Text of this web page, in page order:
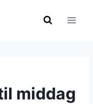
middag